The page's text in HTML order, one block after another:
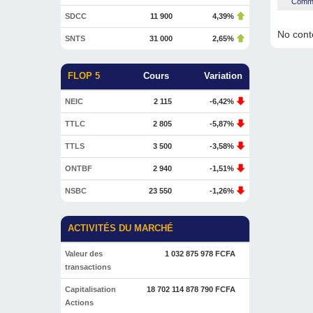
SDCC 11 900 4,39%
SNTS 31 000 2,65%
FLOP 5 Cours Variation
NEIC 2 115 -6,42%
TTLC 2 805 -5,87%
TTLS 3 500 -3,58%
ONTBF 2 940 -1,51%
NSBC 23 550 -1,26%
ACTIVITÉS DU MARCHÉ
Valeur des
transactions
1 032 875 978 FCFA
Capitalisation
Actions
18 702 114 878 790 FCFA
No